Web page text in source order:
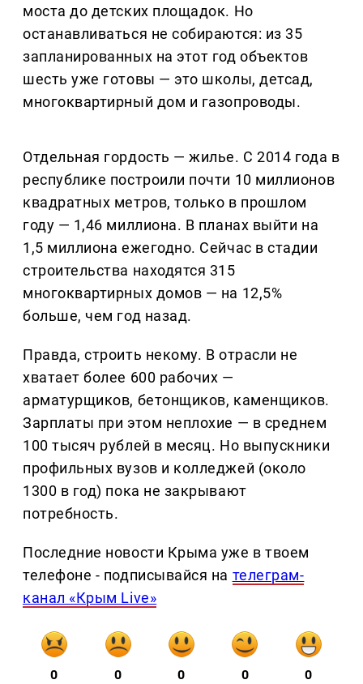
моста до детских площадок. Но
останавливаться не собираются: из 35
запланированных на этот год объектов
шесть уже готовы — это школы, детсад,
многоквартирный дом и газопроводы.
Отдельная гордость — жилье. С 2014 года в
республике построили почти 10 миллионов
квадратных метров, только в прошлом
году — 1,46 миллиона. В планах выйти на
1,5 миллиона ежегодно. Сейчас в стадии
строительства находятся 315
многоквартирных домов — на 12,5%
больше, чем год назад.
Правда, строить некому. В отрасли не
хватает более 600 рабочих —
арматурщиков, бетонщиков, каменщиков.
Зарплаты при этом неплохие — в среднем
100 тысяч рублей в месяц. Но выпускники
профильных вузов и колледжей (около
1300 в год) пока не закрывают
потребность.
Последние новости Крыма уже в твоем
телефоне - подписывайся на телеграм-
канал «Крым Live»
0 0 0 0 0